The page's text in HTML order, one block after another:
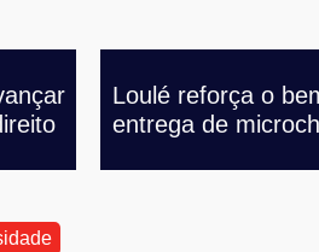
Loulé reforça o
entrega de